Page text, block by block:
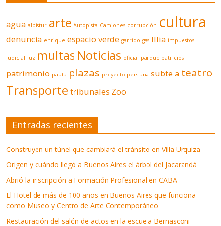
agua albistur arte Autopista Camiones corrupción cultura
denuncia enrique espacio verde garrido gas Illia impuestos
judicial luz multas Noticias oficial parque patricios
patrimonio pauta plazas proyecto persiana subte a teatro
Transporte tribunales Zoo
Entradas recientes
Construyen un túnel que cambiará el tránsito en Villa Urquiza
Origen y cuándo llegó a Buenos Aires el árbol del Jacarandá
Abrió la inscripción a Formación Profesional en CABA
El Hotel de más de 100 años en Buenos Aires que funciona
como Museo y Centro de Arte Contemporáneo
Restauración del salón de actos en la escuela Bernasconi